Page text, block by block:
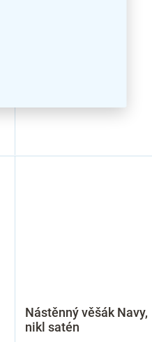
Nástěnný věšák Navy,
nikl satén